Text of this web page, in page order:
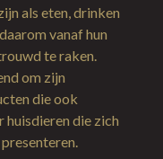
als eten, drinken
vanaf hun
te raken.
om zijn
die ook
die zich